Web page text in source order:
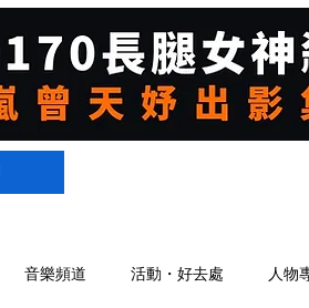
音樂頻道 活動・好去處 人物